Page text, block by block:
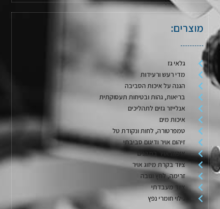
מוצרים:
גלאי גז
מדי רעש ורעידות
הגנה על איכות הסביבה
בריאות, גהות ובטיחות תעסוקתית
אנלייזר גזים לתהליכים
איכות מים
טמפרטורה, לחות ונקודת טל
זיהום אויר ודיגום סביבתי
איכות אויר במבנים
ציוד בקרת מיזוג אויר
זרימה, לחץ וגובה
ציוד מעבדתי
גילוי חומרי נפץ